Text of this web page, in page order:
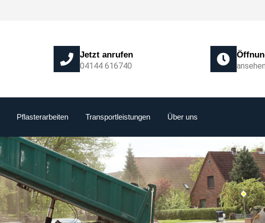
Jetzt anrufen
04144 616740
Pflasterarbeiten Transportleistungen Über uns